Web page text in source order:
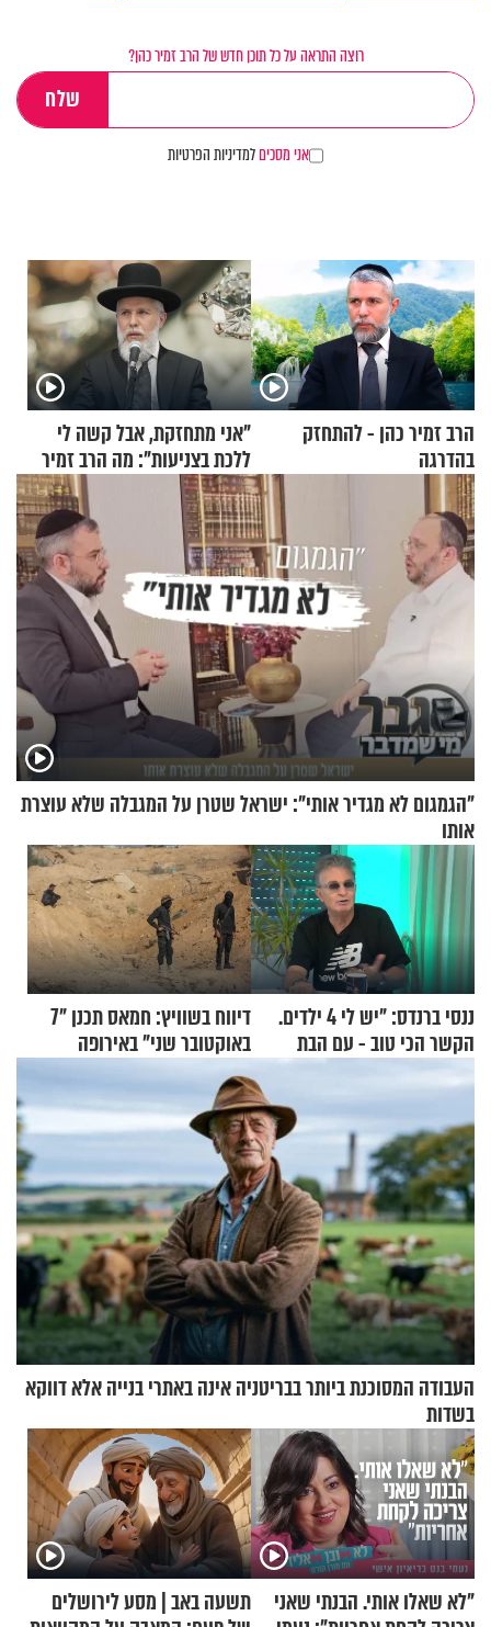
רוצה התראה על כל תוכן חדש של הרב זמיר כהן?
אני מסכיםלמדיניות הפרטיות
הרב זמיר כהן - להתחזק
בהדרגה
"אני מתחזקת, אבל קשה לי
ללכת בצניעות": מה הרב זמיר
כהן המליץ לה לעשות?
"הגמגום לא מגדיר אותי": ישראל שטרן על המגבלה שלא עוצרת
אותו
ננסי ברנדס: "יש לי 4 ילדים.
הקשר הכי טוב - עם הבת
החרדית"
דיווח בשוויץ: חמאס תכנן "7
באוקטובר שני" באירופה
העבודה המסוכנת ביותר בבריטניה אינה באתרי בנייה אלא דווקא
בשדות
"לא שאלו אותי. הבנתי שאני
תשעה באב | מסע לירושלים